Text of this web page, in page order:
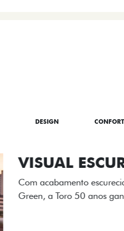
DESIGN
ADESIVOS
Os adesivos aplicados no
única dessa edição para